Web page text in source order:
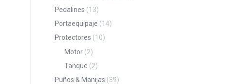
Pedalines (13)
Portaequipaje (14)
Protectores (10)
Motor (2)
Tanque (2)
Puños & Manijas (39)